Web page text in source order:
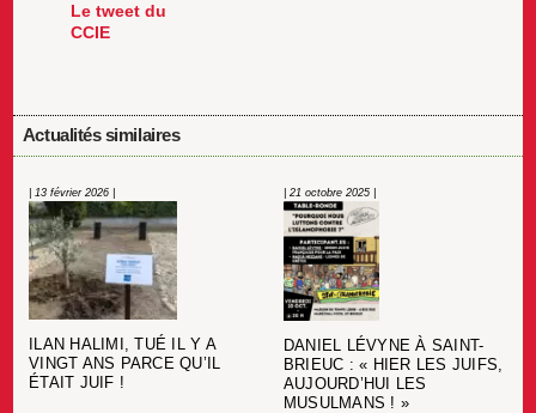
Le tweet du
CCIE
Actualités similaires
| 13 février 2026 |
ILAN HALIMI, TUÉ IL Y A
VINGT ANS PARCE QU’IL
ÉTAIT JUIF !
| 21 octobre 2025 |
DANIEL LÉVYNE À SAINT-
BRIEUC : « HIER LES JUIFS,
AUJOURD’HUI LES
MUSULMANS ! »